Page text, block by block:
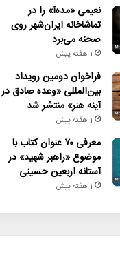
نعیمی «مده‌آ» را در
تماشاخانه ایران‌شهر روی
صحنه می‌برد
1 هفته پیش
فراخوان دومین رویداد
بین‌المللی «وعده صادق در
آینه هنر» منتشر شد
1 هفته پیش
معرفی ۷۰ عنوان کتاب با
موضوع «راهبر شهید» در
آستانه اربعین حسینی
1 هفته پیش